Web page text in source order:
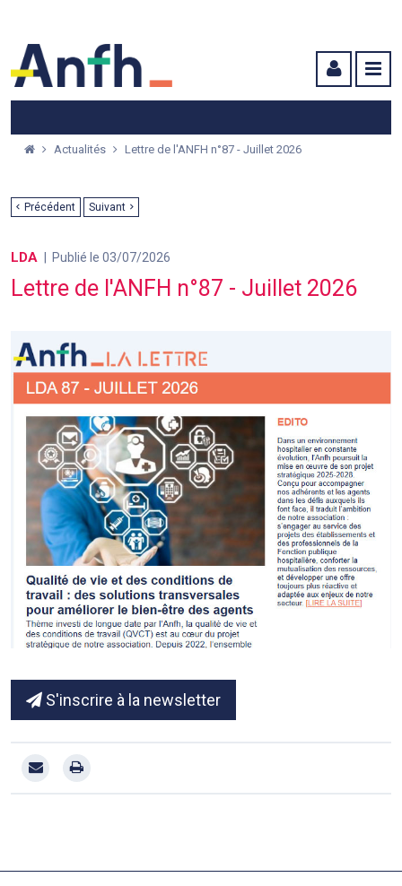
Actualités Lettre de l'ANFH n°87 - Juillet 2026
Précédent Suivant
LDA Publié le 03/07/2026
Lettre de l'ANFH n°87 - Juillet 2026
S'inscrire à la newsletter